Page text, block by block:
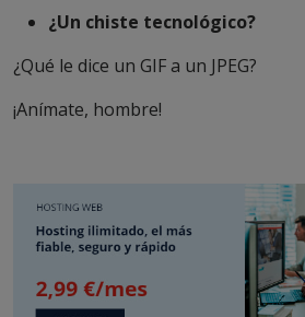
¿Un chiste tecnológico?
¿Qué le dice un GIF a un JPEG?
¡Anímate, hombre!